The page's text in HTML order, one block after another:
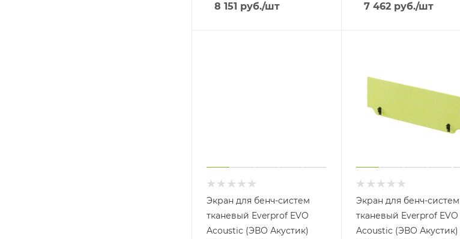
8 151 руб./шт 7 462руб./шт
Экран для бенч-систем
тканевый Everprof EVO
Acoustic (ЭВО Акустик)
Экран для бенч-систем
тканевый Everprof EVO
Acoustic (ЭВО Акустик)